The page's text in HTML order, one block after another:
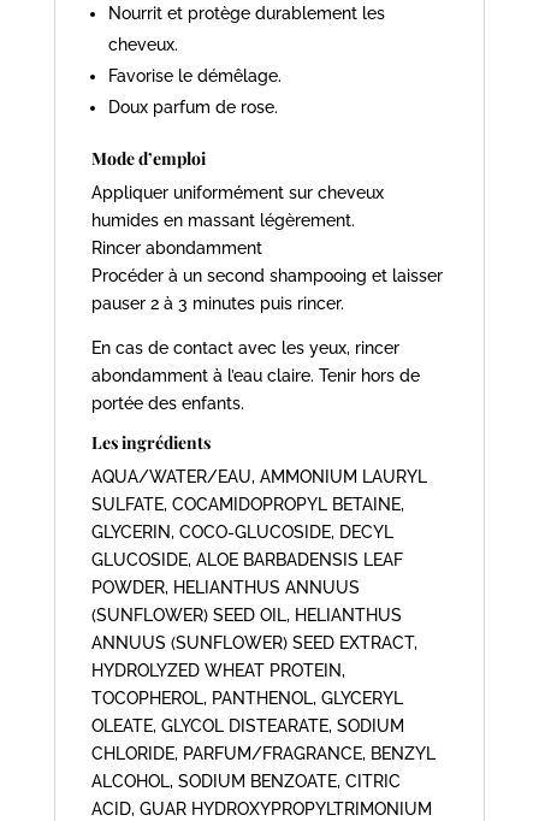
Nourrit et protège durablement les
cheveux.
Favorise le démêlage.
Doux parfum de rose.
Mode d’emploi
Appliquer uniformément sur cheveux
humides en massant légèrement.
Rincer abondamment
Procéder à un second shampooing et laisser
pauser 2 à 3 minutes puis rincer.
En cas de contact avec les yeux, rincer
abondamment à l’eau claire. Tenir hors de
portée des enfants.
Les ingrédients
AQUA/WATER/EAU, AMMONIUM LAURYL
SULFATE, COCAMIDOPROPYL BETAINE,
GLYCERIN, COCO-GLUCOSIDE, DECYL
GLUCOSIDE, ALOE BARBADENSIS LEAF
POWDER, HELIANTHUS ANNUUS
(SUNFLOWER) SEED OIL, HELIANTHUS
ANNUUS (SUNFLOWER) SEED EXTRACT,
HYDROLYZED WHEAT PROTEIN,
TOCOPHEROL, PANTHENOL, GLYCERYL
OLEATE, GLYCOL DISTEARATE, SODIUM
CHLORIDE, PARFUM/FRAGRANCE, BENZYL
ALCOHOL, SODIUM BENZOATE, CITRIC
ACID, GUAR HYDROXYPROPYLTRIMONIUM